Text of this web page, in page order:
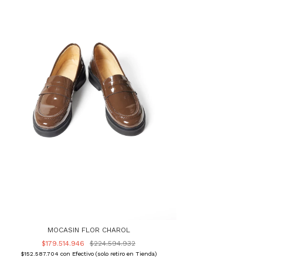
MOCASIN FLOR CHAROL
$179.514.946
$224.594.932
$152.587.704 con Efectivo (solo retiro en Tienda)